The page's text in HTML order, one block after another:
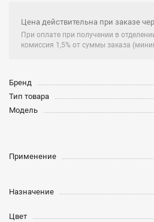
Цена действительна при заказе
При оплате при получении в
комиссия 1,5% от суммы заказа
Бренд
Тип товара
Модель
Применение
Назначение
Цвет